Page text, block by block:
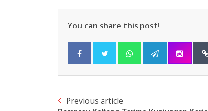
You can share this post!
Previous article